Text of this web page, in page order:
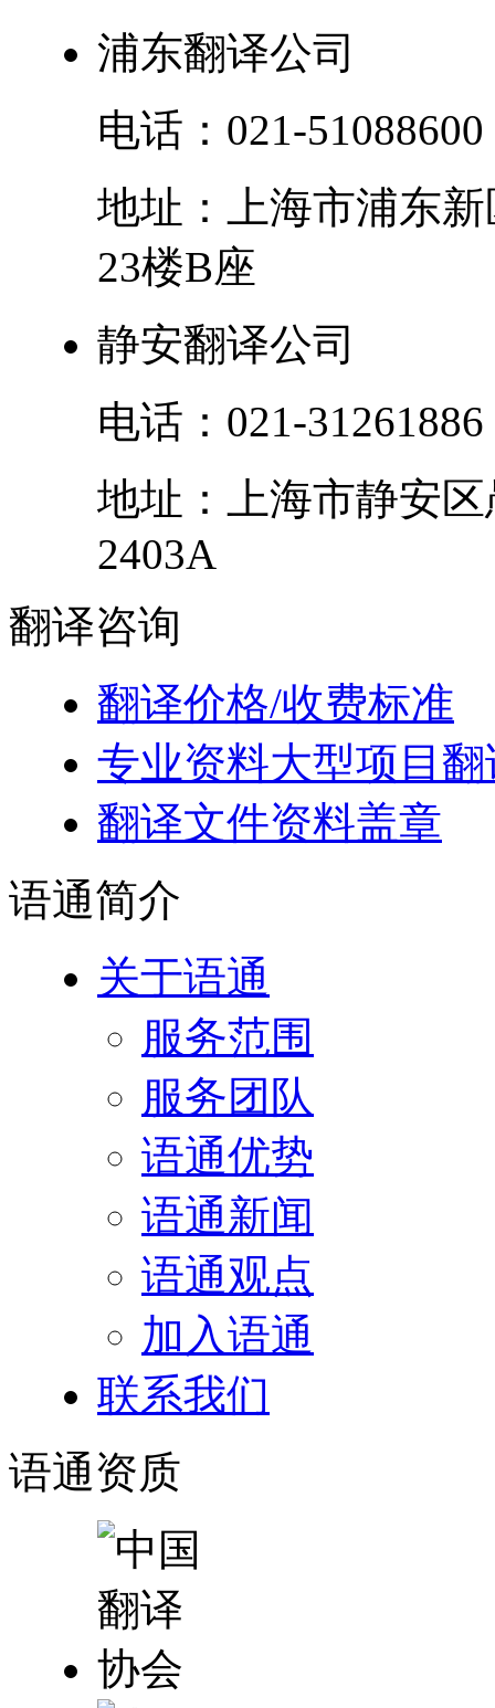
浦东翻译公司
电话： 021-51088600
地址：
上海市浦东新
23楼B座
静安翻译公司
电话： 021-31261886
地址：
上海市静安区
2403A
翻译咨询
翻译价格/收费标准
专业资料大型项目翻
翻译文件资料盖章
语通简介
关于语通
服务范围
服务团队
语通优势
语通新闻
语通观点
加入语通
联系我们
语通资质